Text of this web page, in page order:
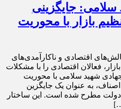
سلامی: جایگزینی
بازار با محوریت
اقتصادی و ناکارآمدی‌های
فعالان اقتصادی را با مشکلات
شهید سلامی با محوریت
به عنوان یک جایگزین
دولت مطرح شده است. این ساختار